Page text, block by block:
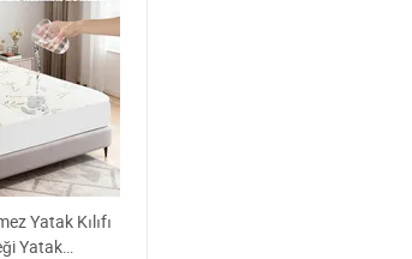
Yatak Kılıfı
Yatak